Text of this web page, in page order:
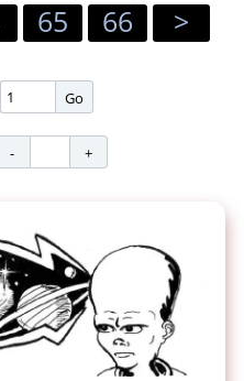
65 66 >
Go